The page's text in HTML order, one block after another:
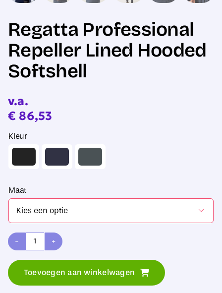
Regatta Professional
Repeller Lined Hooded
Softshell
v.a.
€ 86,53
Kleur
Maat

Regatta
Repeller
Toevoegen aan winkelwagen